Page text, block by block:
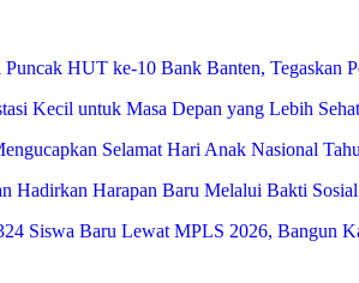
HUT ke-10 Bank Banten, Tegaskan
Kecil untuk Masa Depan yang Lebih Sehat
Selamat Hari Anak Nasional
Hadirkan Harapan Baru Melalui Bakti
Siswa Baru Lewat MPLS 2026, Bangun